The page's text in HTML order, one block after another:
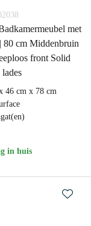
met
80 cm Middenbruin
front Solid
lades
46 cm x 78 cm
in huis